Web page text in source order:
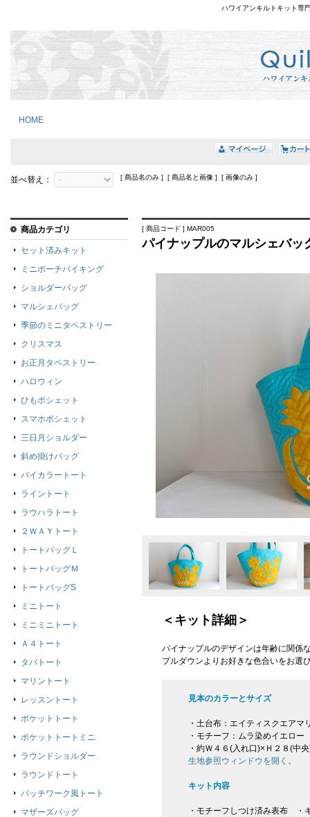
ハワイアンキルトキット専
HOME
並べ替え： [ 商品名のみ ] [ 商品名と画像 ] [ 画像のみ ]
[ 商品コード ] MAR005
パイナップルのマルシェバッ
＜キット詳細＞
パイナップルのデザインは年齢に関係
プルダウンよりお好きな色合いをお選
見本のカラーとサイズ
・土台布：エイティスクエアマ
・モチーフ：ムラ染めイエロー
・約Ｗ４６(入れ口)×Ｈ２８(
生地参照ウィンドウを開く。
キット内容
・モチーフしつけ済み表布
商品カテゴリ
セット済みキット
ミニポーチバイキング
ショルダーバッグ
マルシェバッグ
季節のミニタペストリー
クリスマス
お正月タペストリー
ハロウィン
ひもポシェット
スマホポシェット
三日月ショルダー
斜め掛けバッグ
バイカラートート
ライントート
ラウハラトート
２ＷＡＹトート
トートバッグＬ
トートバッグＭ
トートバッグS
ミニトート
ミニミニトート
Ａ４トート
タパトート
マリントート
レッスントート
ポケットトート
ポケットトートミニ
ラウンドショルダー
ラウンドトート
パッチワーク風トート
マザーズバッグ